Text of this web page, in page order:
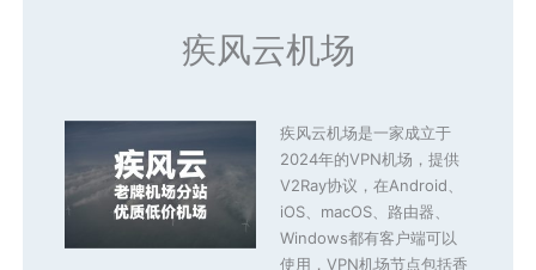
疾风云机场
疾风云机场是一家成立于
2024年的VPN机场，提供
V2Ray协议，在Android、
iOS、macOS、路由器、
Windows都有客户端可以
使用，VPN机场节点包括香